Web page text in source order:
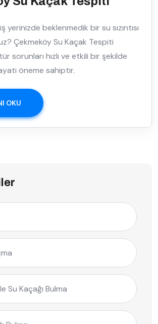
yerinizde beklenmedik bir su sızıntısı
Çekmeköy Su Kaçak Tespiti
sorunları hızlı ve etkili bir şekilde
öneme sahiptir.
OKU
Su Kaçağı Bulma